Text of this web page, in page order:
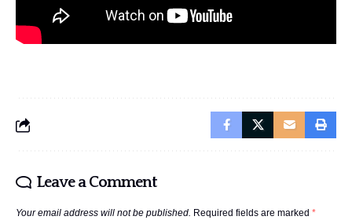
Leave a Comment
Your email address will not be published. Required fields are marked *